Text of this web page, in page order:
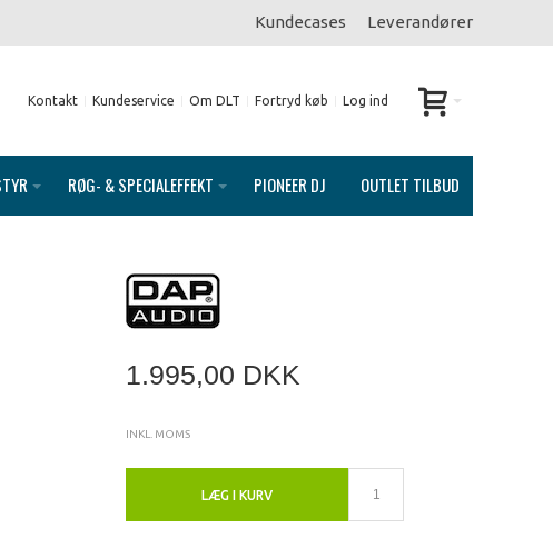
Kundecases Leverandører
Kontakt Kundeservice Om DLT Fortryd køb Log ind
RØG- & SPECIALEFFEKT PIONEER DJ OUTLET TILBUD
1.995,00 DKK
INKL. MOMS
LÆG I KURV